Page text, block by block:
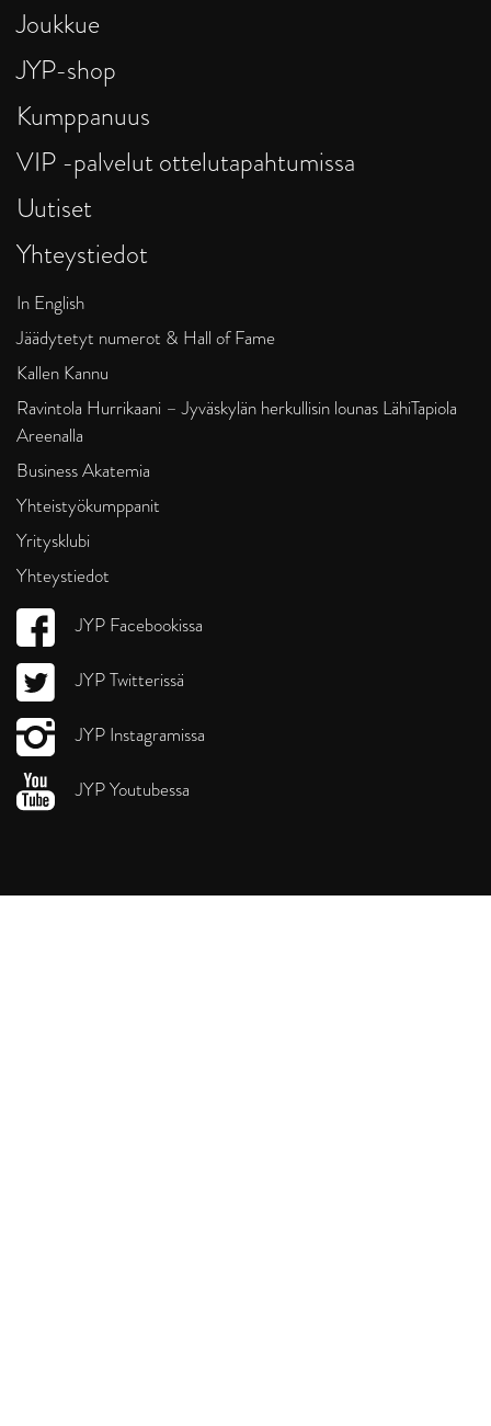
Joukkue
JYP-shop
Kumppanuus
VIP -palvelut ottelutapahtumissa
Uutiset
Yhteystiedot
In English
Jäädytetyt numerot & Hall of Fame
Kallen Kannu
Ravintola Hurrikaani – Jyväskylän herkullisin lounas LähiTapiola
Areenalla
Business Akatemia
Yhteistyökumppanit
Yritysklubi
Yhteystiedot
JYP Facebookissa
JYP Twitterissä
JYP Instagramissa
JYP Youtubessa